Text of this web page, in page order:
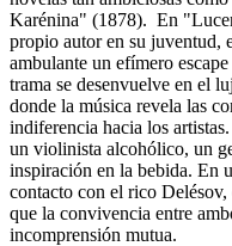
Karénina" (1878). En
propio autor en su juventud,
ambulante un efímero
trama se desenvuelve en el
donde la música revela las
indiferencia hacia los
un violinista alcohólico, un
inspiración en la bebida. En
contacto con el rico
que la convivencia entre
incomprensión mutua.